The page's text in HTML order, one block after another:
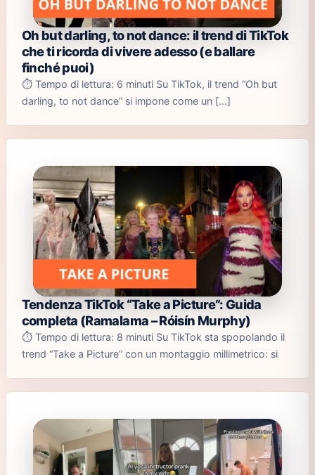
Oh but darling, to not dance: il trend di TikTok
che ti ricorda di vivere adesso (e ballare
finché puoi)
⏱️ Tempo di lettura: 6 minuti Su TikTok, il trend “Oh but
darling, to not dance” si impone come un […]
Tendenza TikTok “Take a Picture”: Guida
completa (Ramalama – Róisín Murphy)
⏱️ Tempo di lettura: 8 minuti Su TikTok sta spopolando il
trend “Take a Picture” con un montaggio millimetrico: si